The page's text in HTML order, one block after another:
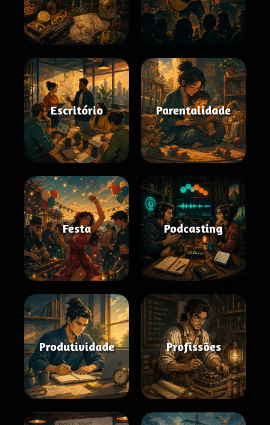
Escritório Parentalidade
Festa Podcasting
Produtividade Profissões